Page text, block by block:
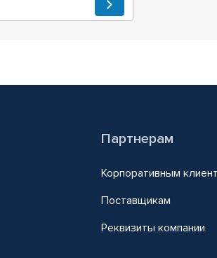
Партнерам
Корпоративным
Поставщикам
Реквизиты компании